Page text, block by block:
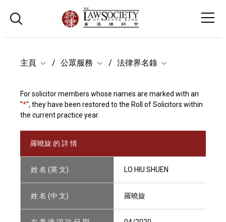
主頁 公眾服務 法律界名錄
For solicitor members whose names are marked with an
"*", they have been restored to the Roll of Solicitors within
the current practice year.
羅曉旋 的 詳 情
姓 名 (英 文) LO HIU SHUEN
姓 名 (中 文) 羅曉旋